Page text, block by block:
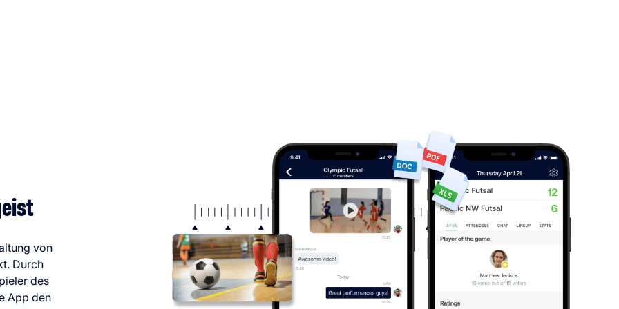
von
Durch
des
App den